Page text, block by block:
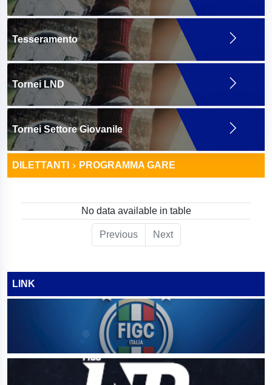
Tesseramento
Tornei LND
Tornei Settore Giovanile
DILETTANTI PROGRAMMA GARE
No data available in table
Previous Next
LINK